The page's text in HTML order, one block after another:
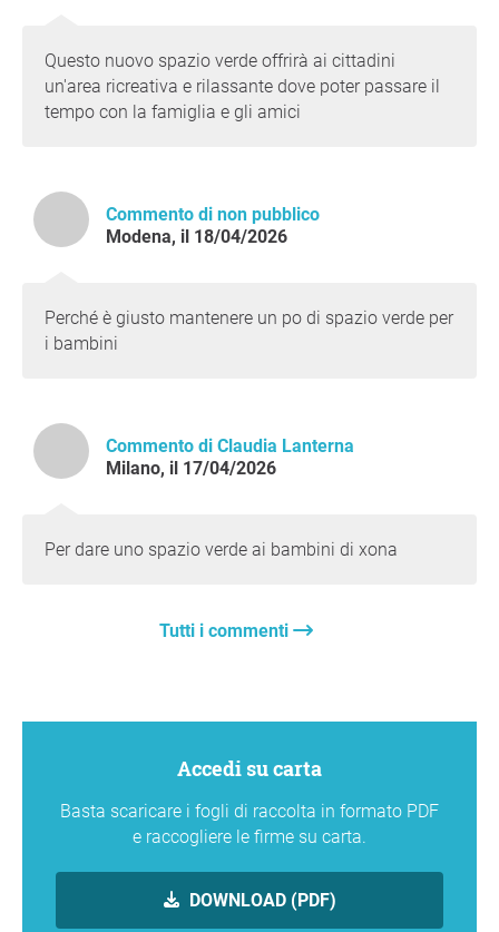
Questo nuovo spazio verde offrirà ai cittadini
un'area ricreativa e rilassante dove poter passare il
tempo con la famiglia e gli amici
Commento di non pubblico
Modena, il 18/04/2026
Perché è giusto mantenere un po di spazio verde per
i bambini
Commento di Claudia Lanterna
Milano, il 17/04/2026
Per dare uno spazio verde ai bambini di xona
Tutti i commenti
Accedi su carta
Basta scaricare i fogli di raccolta in formato PDF
e raccogliere le firme su carta.
DOWNLOAD (PDF)